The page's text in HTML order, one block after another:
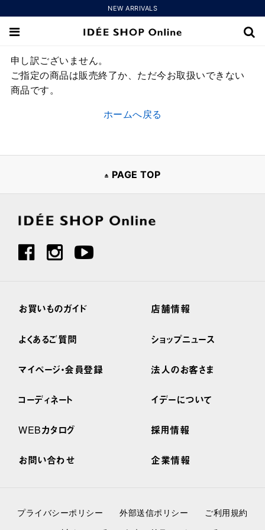
NEW ARRIVALS
申し訳ございません。
ご指定の商品は販売終了か、ただ今お取扱いできない
商品です。
ホームへ戻る
PAGE TOP
お買いものガイド
よくあるご質問
マイページ・会員登録
コーディネート
WEBカタログ
お問い合わせ
店舗情報
ショップニュース
法人のお客さま
イデーについて
採用情報
企業情報
プライバシーポリシー 外部送信ポリシー
ご利用規約